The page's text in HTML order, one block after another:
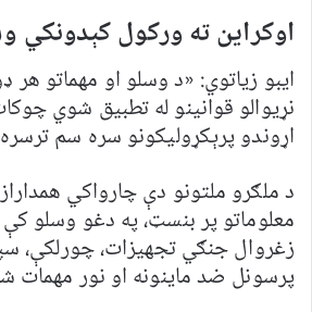
اوکراین ته ورکول کېدونکي
ایبو زیاتوي: «د وسلو او مهماتو هر
نړیوالو قوانینو له تطبیق شوي
اړوندو پرېکړولیکونو سره سم
د ملګرو ملتونو دې چارواکي
معلوماتو پر بنسټ، په دغو وسلو کې
زغروال جنګي تجهیزات، چورلکې،
پرسونل ضد ماينونه او نور مهمات